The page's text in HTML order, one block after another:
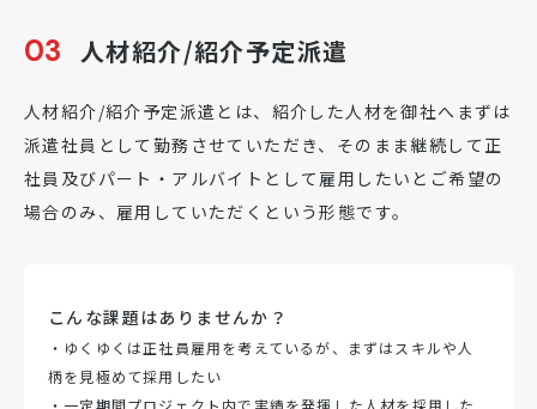
03 人材紹介/紹介予定派遣
人材紹介/紹介予定派遣とは、紹介した人材を御社へまずは
派遣社員として勤務させていただき、そのまま継続して正
社員及びパート・アルバイトとして雇用したいとご希望の
場合のみ、雇用していただくという形態です。
こんな課題はありませんか？
・ゆくゆくは正社員雇用を考えているが、まずはスキルや人
柄を見極めて採用したい